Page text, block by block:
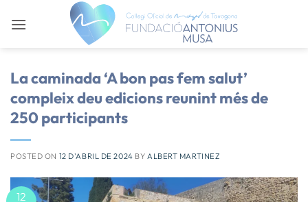
La caminada ‘A bon pas fem salut’
compleix deu edicions reunint més de
250 participants
POSTED ON 12 D'ABRIL DE 2024 BY ALBERT MARTINEZ
12